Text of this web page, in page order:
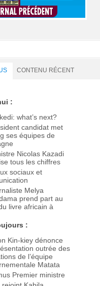
CONTENU RÉCENT
:
what’s next?
candidat met
ses équipes de
Nicolas Kazadi
tous les chiffres
sociaux et
Melya
prend part au
livre africain à
:
Kin-kiey dénonce
outrée des
de l’équipe
Matata
Premier ministre